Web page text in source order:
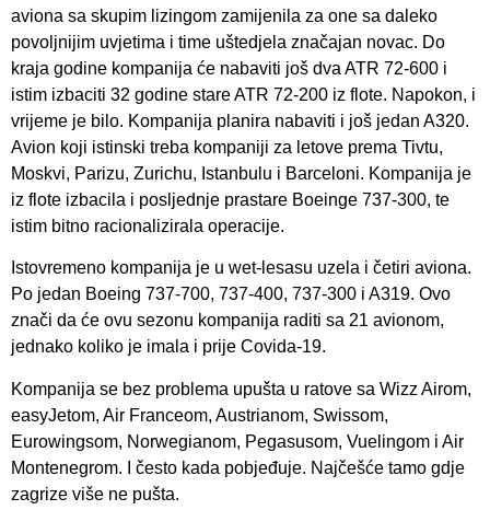
aviona sa skupim lizingom zamijenila za one sa daleko
povoljnijim uvjetima i time uštedjela značajan novac. Do
kraja godine kompanija će nabaviti još dva ATR 72-600 i
istim izbaciti 32 godine stare ATR 72-200 iz flote. Napokon, i
vrijeme je bilo. Kompanija planira nabaviti i još jedan A320.
Avion koji istinski treba kompaniji za letove prema Tivtu,
Moskvi, Parizu, Zurichu, Istanbulu i Barceloni. Kompanija je
iz flote izbacila i posljednje prastare Boeinge 737-300, te
istim bitno racionalizirala operacije.
Istovremeno kompanija je u wet-lesasu uzela i četiri aviona.
Po jedan Boeing 737-700, 737-400, 737-300 i A319. Ovo
znači da će ovu sezonu kompanija raditi sa 21 avionom,
jednako koliko je imala i prije Covida-19.
Kompanija se bez problema upušta u ratove sa Wizz Airom,
easyJetom, Air Franceom, Austrianom, Swissom,
Eurowingsom, Norwegianom, Pegasusom, Vuelingom i Air
Montenegrom. I često kada pobjeđuje. Najčešće tamo gdje
zagrize više ne pušta.